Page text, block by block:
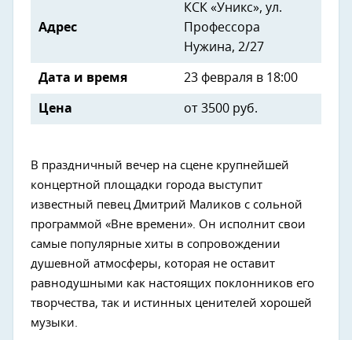
Адрес
КСК «Уникс», ул.
Профессора
Нужина, 2/27
Дата и время 23 февраля в 18:00
Цена от 3500 руб.
В праздничный вечер на сцене крупнейшей
концертной площадки города выступит
известный певец Дмитрий Маликов с сольной
программой «Вне времени». Он исполнит свои
самые популярные хиты в сопровождении
душевной атмосферы, которая не оставит
равнодушными как настоящих поклонников его
творчества, так и истинных ценителей хорошей
музыки.